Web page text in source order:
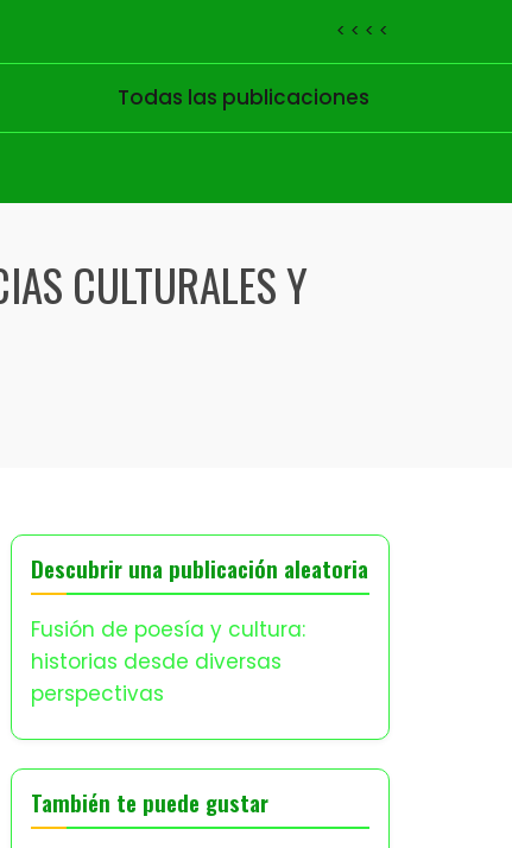
< < < <
Todas las publicaciones
CULTURALES Y
Descubrir una publicación aleatoria
Fusión de poesía y cultura:
historias desde diversas
perspectivas
También te puede gustar